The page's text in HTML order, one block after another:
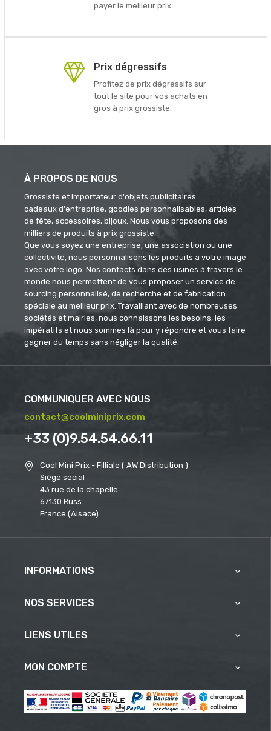
payer le meilleur prix.
Prix dégressifs
Profitez de prix dégressifs sur
tout le site pour vos achats en
gros à prix grossiste.
À PROPOS DE NOUS
Grossiste et importateur d'objets publicitaires
cadeaux d'entreprise, goodies personnalisables, articles
de fête, accessoires, bijoux. Nous vous proposons des
milliers de produits à prix grossiste.
Que vous soyez une entreprise, une association ou une
collectivité, nous personnalisons les produits à votre image
avec votre logo. Nos contacts dans des usines à travers le
monde nous permettent de vous proposer un service de
sourcing personnalisé, de recherche et de fabrication
spéciale au meilleur prix. Travaillant avec de nombreuses
sociétés et mairies, nous connaissons les besoins, les
impératifs et nous sommes là pour y répondre et vous faire
gagner du temps sans négliger la qualité.
COMMUNIQUER AVEC NOUS
contact@coolminiprix.com
+33 (0)9.54.54.66.11
Cool Mini Prix - Filliale ( AW Distribution )
Siège social
43 rue de la chapelle
67130 Russ
France (Alsace)
INFORMATIONS 
NOS SERVICES 
LIENS UTILES 
MON COMPTE 